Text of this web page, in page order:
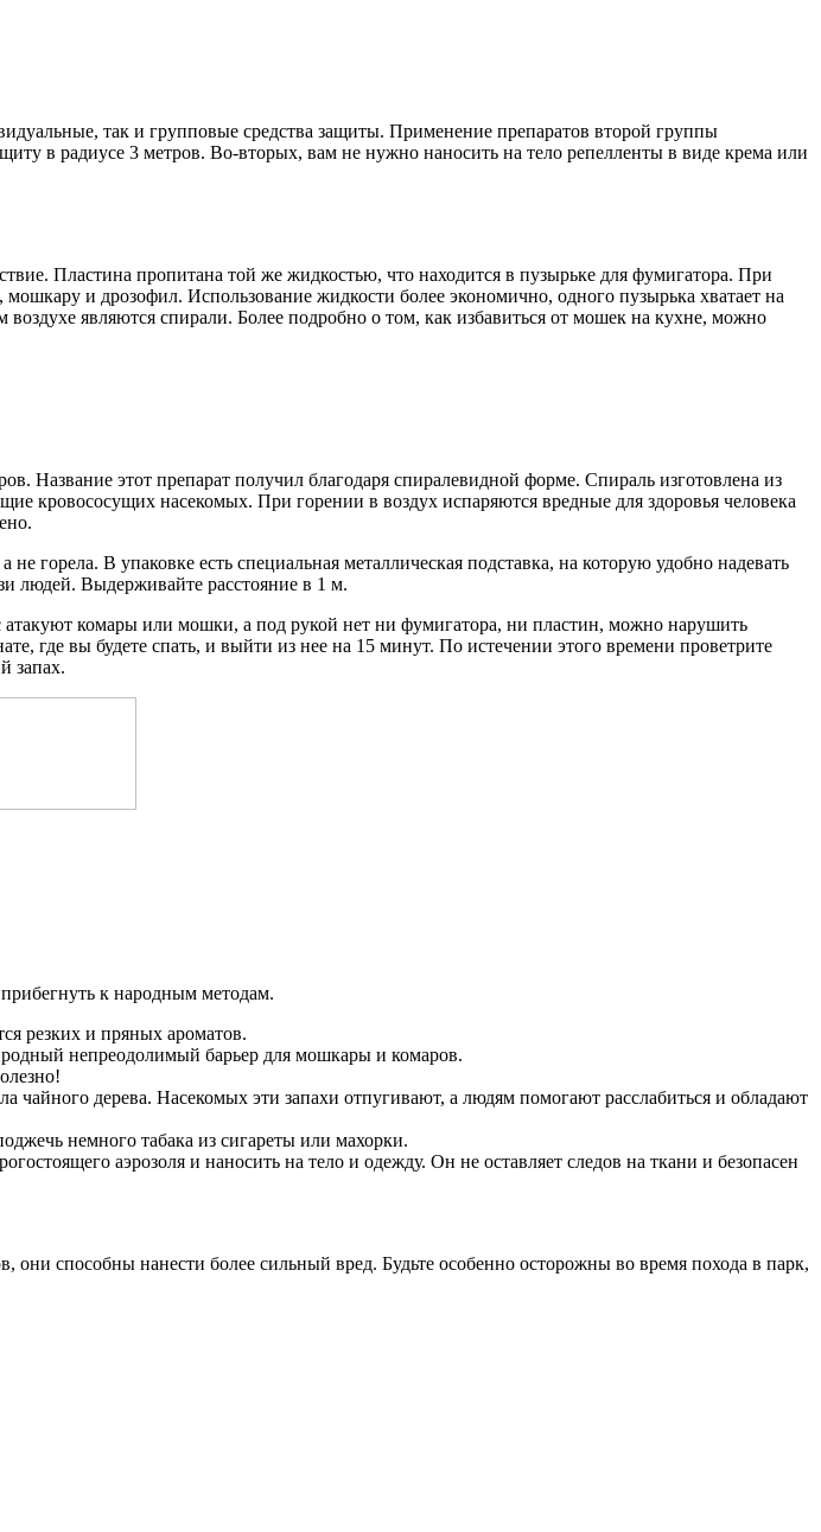
так и групповые средства защиты. Применение препаратов второй группы
в радиусе 3 метров. Во-вторых, вам не нужно наносить на тело репелленты в виде крема или
Пластина пропитана той же жидкостью, что находится в пузырьке для фумигатора. При
и дрозофил. Использование жидкости более экономично, одного пузырька хватает на
являются спирали. Более подробно о том, как избавиться от мошек на кухне, можно
Название этот препарат получил благодаря спиралевидной форме. Спираль изготовлена из
кровососущих насекомых. При горении в воздух испаряются вредные для здоровья человека
горела. В упаковке есть специальная металлическая подставка, на которую удобно надевать
людей. Выдерживайте расстояние в 1 м.
атакуют комары или мошки, а под рукой нет ни фумигатора, ни пластин, можно нарушить
где вы будете спать, и выйти из нее на 15 минут. По истечении этого времени проветрите
запах.
к народным методам.
резких и пряных ароматов.
непреодолимый барьер для мошкары и комаров.
чайного дерева. Насекомых эти запахи отпугивают, а людям помогают расслабиться и обладают
немного табака из сигареты или махорки.
аэрозоля и наносить на тело и одежду. Он не оставляет следов на ткани и безопасен
способны нанести более сильный вред. Будьте особенно осторожны во время похода в парк,